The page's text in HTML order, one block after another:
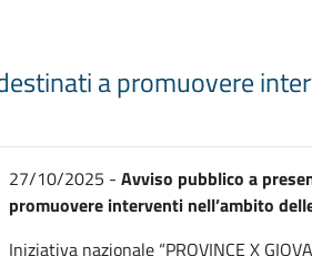
a promuovere
27/10/2025 - Avviso pubblico a
promuovere interventi nell’ambito
Iniziativa nazionale “PROVINCE X